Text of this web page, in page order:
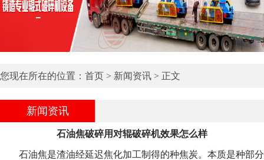
您现在所在的位置： 首页 > 新闻资讯 > 正文
新闻资讯
石油焦破碎用对辊破碎机效果怎么样
石油焦是渣油经延迟焦化加工制得的种焦炭。本质是种部分